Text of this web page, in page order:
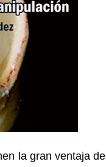
la gran ventaja de